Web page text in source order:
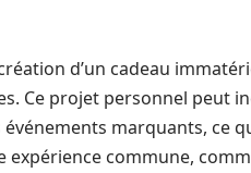
d’un cadeau
Ce projet personnel peut
marquants, ce
commune,